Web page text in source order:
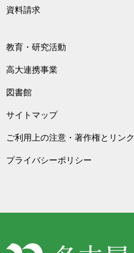
資料請求
教育・研究活動
高大連携事業
図書館
サイトマップ
ご利用上の注意・著作権とリンク
プライバシーポリシー